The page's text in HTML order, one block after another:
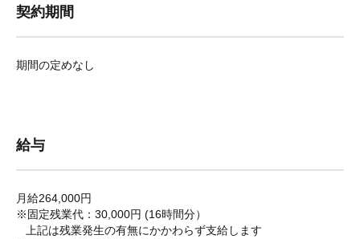
契約期間
期間の定めなし
給与
月給264,000円
※固定残業代：30,000円 (16時間分）
上記は残業発生の有無にかかわらず支給します